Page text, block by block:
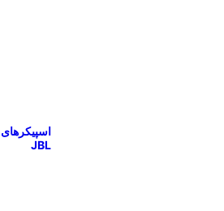
اسپیکرهای
JBL